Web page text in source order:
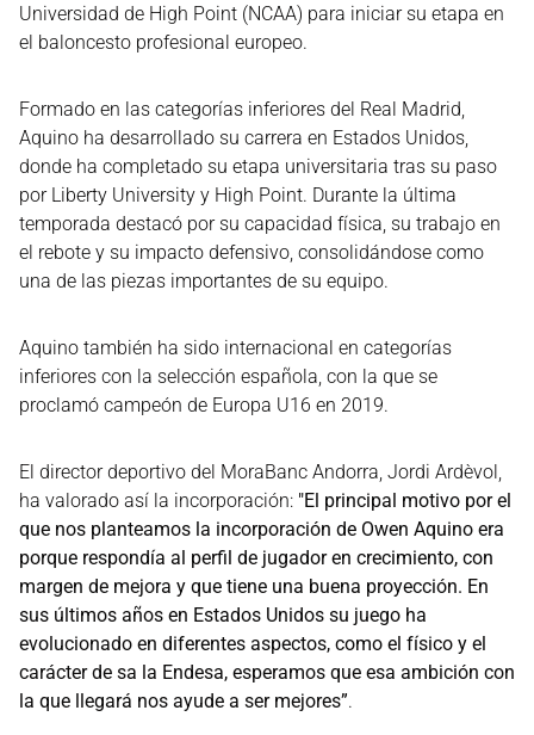
Universidad de High Point (NCAA) para iniciar su etapa en
el baloncesto profesional europeo.
Formado en las categorías inferiores del Real Madrid,
Aquino ha desarrollado su carrera en Estados Unidos,
donde ha completado su etapa universitaria tras su paso
por Liberty University y High Point. Durante la última
temporada destacó por su capacidad física, su trabajo en
el rebote y su impacto defensivo, consolidándose como
una de las piezas importantes de su equipo.
Aquino también ha sido internacional en categorías
inferiores con la selección española, con la que se
proclamó campeón de Europa U16 en 2019.
El director deportivo del MoraBanc Andorra, Jordi Ardèvol,
ha valorado así la incorporación: "El principal motivo por el
que nos planteamos la incorporación de Owen Aquino era
porque respondía al perfil de jugador en crecimiento, con
margen de mejora y que tiene una buena proyección. En
sus últimos años en Estados Unidos su juego ha
evolucionado en diferentes aspectos, como el físico y el
carácter de sa la Endesa, esperamos que esa ambición con
la que llegará nos ayude a ser mejores”.